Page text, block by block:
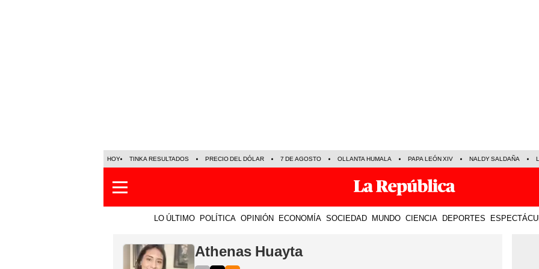
HOY TINKA RESULTADOS PRECIO DEL DÓLAR 7 DE AGOSTO OLLANTA HUMALA PAPA LEÓN XIV NALDY SALDAÑA
LO ÚLTIMO POLÍTICA OPINIÓN ECONOMÍA SOCIEDAD MUNDO CIENCIA DEPORTES
Athenas Huayta